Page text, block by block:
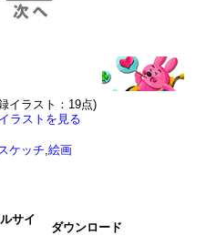
イラスト：19点)
ラストを見る
ケッチ,絵画
サイ
ダウンロード